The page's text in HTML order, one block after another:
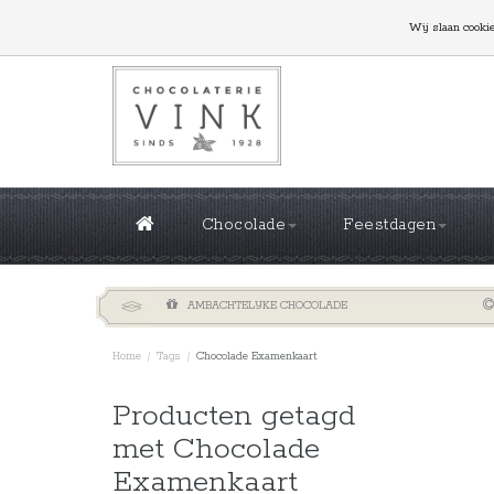
GROTE OPLAGES NODIG? NEEM CONTACT MET
Chocolade Feestdagen
AMBACHTELIJKE CHOCOLADE
Home / Tags / Chocolade Examenkaart
Producten getagd
met Chocolade
Examenkaart
Wij slaan